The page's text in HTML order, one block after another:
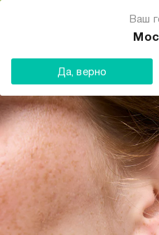
Ваш
Да, верно
Магазин одежды